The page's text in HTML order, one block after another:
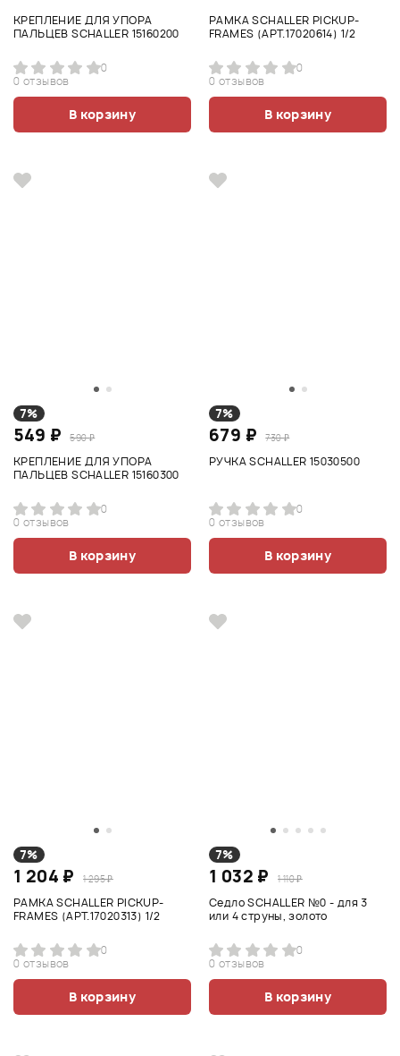
КРЕПЛЕНИЕ ДЛЯ УПОРА
ПАЛЬЦЕВ SCHALLER 15160200
0
0 отзывов
В корзину
РАМКА SCHALLER PICKUP-
FRAMES (АРТ.17020614) 1/2
0
0 отзывов
В корзину
7%
549 ₽ 590 ₽
КРЕПЛЕНИЕ ДЛЯ УПОРА
ПАЛЬЦЕВ SCHALLER 15160300
0
0 отзывов
В корзину
7%
679 ₽ 730 ₽
РУЧКА SCHALLER 15030500
0
0 отзывов
В корзину
7%
1 204 ₽ 1 295 ₽
РАМКА SCHALLER PICKUP-
FRAMES (АРТ.17020313) 1/2
0
0 отзывов
В корзину
7%
1 032 ₽ 1 110 ₽
Седло SCHALLER №0 - для 3
или 4 струны, золото
0
0 отзывов
В корзину